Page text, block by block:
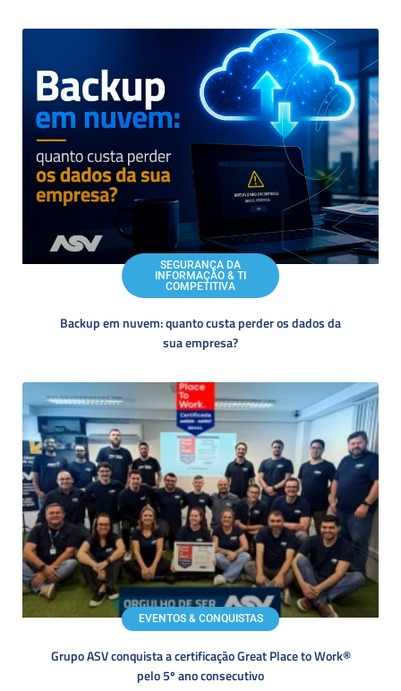
SEGURANÇA DA
INFORMAÇÃO & TI
COMPETITIVA
Backup em nuvem: quanto custa perder os dados da
sua empresa?
EVENTOS & CONQUISTAS
Grupo ASV conquista a certificação Great Place to Work®
pelo 5º ano consecutivo